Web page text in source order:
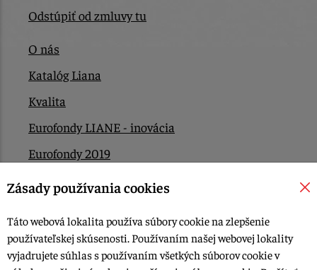
Odstúpiť od zmluvy tu
O nás
Katalóg Liana
Kvalita
Eurofondy LIANE - inovácia
Eurofondy 2019
Eurofondy 2022/2023
Kontakt
Zásady používania cookies
Táto webová lokalita používa súbory cookie na zlepšenie
používateľskej skúsenosti. Používaním našej webovej lokality
vyjadrujete súhlas s používaním všetkých súborov cookie v